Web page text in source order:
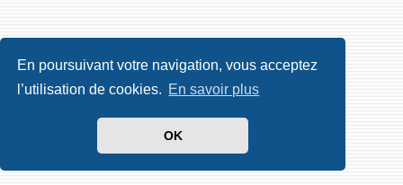
En poursuivant votre navigation, vous acceptez
l’utilisation de cookies. En savoir plus
OK